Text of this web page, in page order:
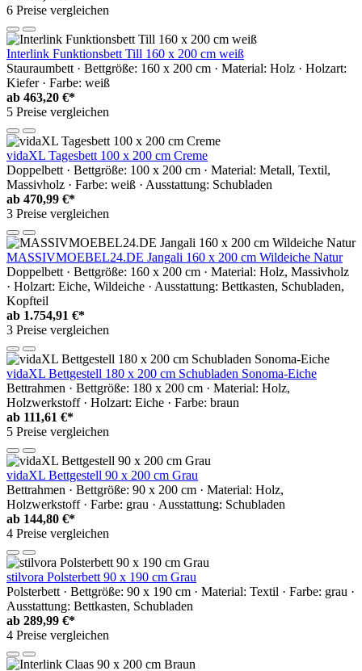
6 Preise vergleichen
Interlink Funktionsbett Till 160 x 200 cm weiß
Stauraumbett · Bettgröße: 160 x 200 cm · Material: Holz · Holzart:
Kiefer · Farbe: weiß
ab 463,20 €*
5 Preise vergleichen
vidaXL Tagesbett 100 x 200 cm Creme
Doppelbett · Bettgröße: 100 x 200 cm · Material: Metall, Textil,
Massivholz · Farbe: weiß · Ausstattung: Schubladen
ab 470,99 €*
3 Preise vergleichen
MASSIVMOEBEL24.DE Jangali 160 x 200 cm Wildeiche Natur
Doppelbett · Bettgröße: 160 x 200 cm · Material: Holz, Massivholz
· Holzart: Eiche, Wildeiche · Ausstattung: Bettkasten, Schubladen,
Kopfteil
ab 1.754,91 €*
3 Preise vergleichen
vidaXL Bettgestell 180 x 200 cm Schubladen Sonoma-Eiche
Bettrahmen · Bettgröße: 180 x 200 cm · Material: Holz,
Holzwerkstoff · Holzart: Eiche · Farbe: braun
ab 111,61 €*
5 Preise vergleichen
vidaXL Bettgestell 90 x 200 cm Grau
Bettrahmen · Bettgröße: 90 x 200 cm · Material: Holz,
Holzwerkstoff · Farbe: grau · Ausstattung: Schubladen
ab 144,80 €*
4 Preise vergleichen
stilvora Polsterbett 90 x 190 cm Grau
Polsterbett · Bettgröße: 90 x 190 cm · Material: Textil · Farbe: grau ·
Ausstattung: Bettkasten, Schubladen
ab 289,99 €*
4 Preise vergleichen